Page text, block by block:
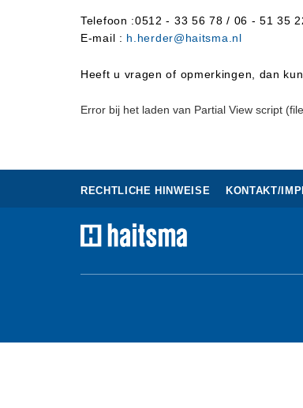
Telefoon :0512 - 33 56 78 / 06 - 51 35
E-mail : h.herder@haitsma.nl
Heeft u vragen of opmerkingen, dan
Error bij het laden van Partial View script
RECHTLICHE HINWEISE KONTAKT/